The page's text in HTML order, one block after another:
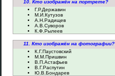
10. Кто изображён на портрете?
Г.Р.Державин
М.И.Кутузов
А.Н.Радищев
А.В.Суворов
К.Ф.Рылеев
11. Кто изображён на фотографии?
К.Г.Паустовский
М.М.Пришвин
В.П.Астафьев
В.Г.Распутин
Ю.В.Бондарев